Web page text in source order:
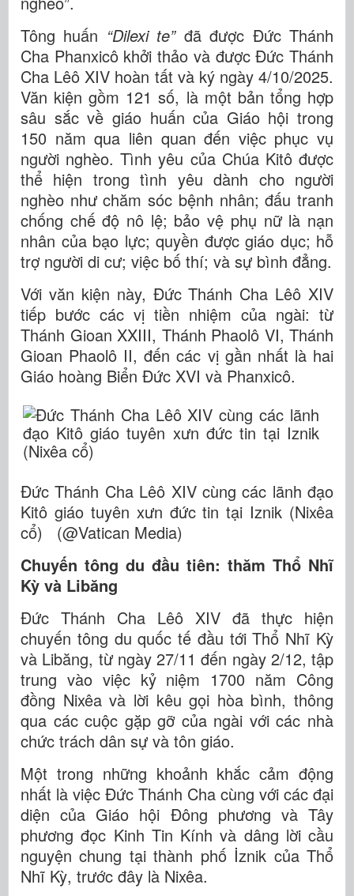
Tông huấn “Dilexi te” đã được Đức Thánh
Cha Phanxicô khởi thảo và được Đức Thánh
Cha Lêô XIV hoàn tất và ký ngày 4/10/2025.
Văn kiện gồm 121 số, là một bản tổng hợp
sâu sắc về giáo huấn của Giáo hội trong
150 năm qua liên quan đến việc phục vụ
người nghèo. Tình yêu của Chúa Kitô được
thể hiện trong tình yêu dành cho người
nghèo như chăm sóc bệnh nhân; đấu tranh
chống chế độ nô lệ; bảo vệ phụ nữ là nạn
nhân của bạo lực; quyền được giáo dục; hỗ
trợ người di cư; việc bố thí; và sự bình đẳng.
Với văn kiện này, Đức Thánh Cha Lêô XIV
tiếp bước các vị tiền nhiệm của ngài: từ
Thánh Gioan XXIII, Thánh Phaolô VI, Thánh
Gioan Phaolô II, đến các vị gần nhất là hai
Giáo hoàng Biển Đức XVI và Phanxicô.
Đức Thánh Cha Lêô XIV cùng các lãnh đạo
Kitô giáo tuyên xưn đức tin tại Iznik (Nixêa
cổ) (@Vatican Media)
Chuyến tông du đầu tiên: thăm Thổ Nhĩ
Kỳ và Libăng
Đức Thánh Cha Lêô XIV đã thực hiện
chuyến tông du quốc tế đầu tới Thổ Nhĩ Kỳ
và Libăng, từ ngày 27/11 đến ngày 2/12, tập
trung vào việc kỷ niệm 1700 năm Công
đồng Nixêa và lời kêu gọi hòa bình, thông
qua các cuộc gặp gỡ của ngài với các nhà
chức trách dân sự và tôn giáo.
Một trong những khoảnh khắc cảm động
nhất là việc Đức Thánh Cha cùng với các đại
diện của Giáo hội Đông phương và Tây
phương đọc Kinh Tin Kính và dâng lời cầu
nguyện chung tại thành phố İznik của Thổ
Nhĩ Kỳ, trước đây là Nixêa.